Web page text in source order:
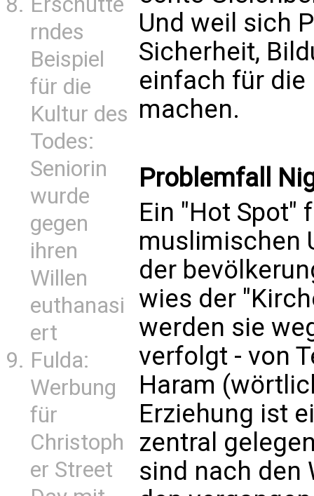
rndes
Beispiel
für die
Kultur des
Todes:
Seniorin
wurde
gegen
ihren
Willen
euthanasi
ert
Fulda:
Werbung
für
Christoph
er Street
Und weil sich
Sicherheit,
einfach für
machen.
Problemfall
Ein "Hot Spot"
muslimischen
der
wies der
werden sie
verfolgt - von
Haram
Erziehung ist
zentral
sind nach den